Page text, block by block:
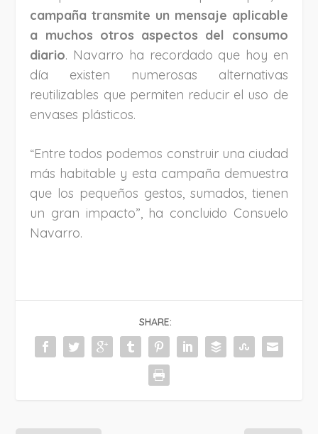
campaña transmite un mensaje aplicable
a muchos otros aspectos del consumo
diario. Navarro ha recordado que hoy en
día existen numerosas alternativas
reutilizables que permiten reducir el uso de
envases plásticos.
“Entre todos podemos construir una ciudad
más habitable y esta campaña demuestra
que los pequeños gestos, sumados, tienen
un gran impacto”, ha concluido Consuelo
Navarro.
SHARE: